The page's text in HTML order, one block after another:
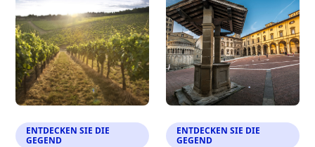
ENTDECKEN SIE DIE
GEGEND
ENTDECKEN SIE DIE
GEGEND